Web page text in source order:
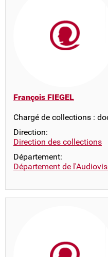
François FIEGEL
Chargé de collections :
Direction:
Direction des collections
Département:
Département de